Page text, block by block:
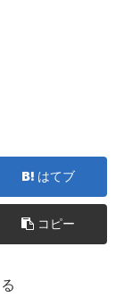
はてブ
コピー